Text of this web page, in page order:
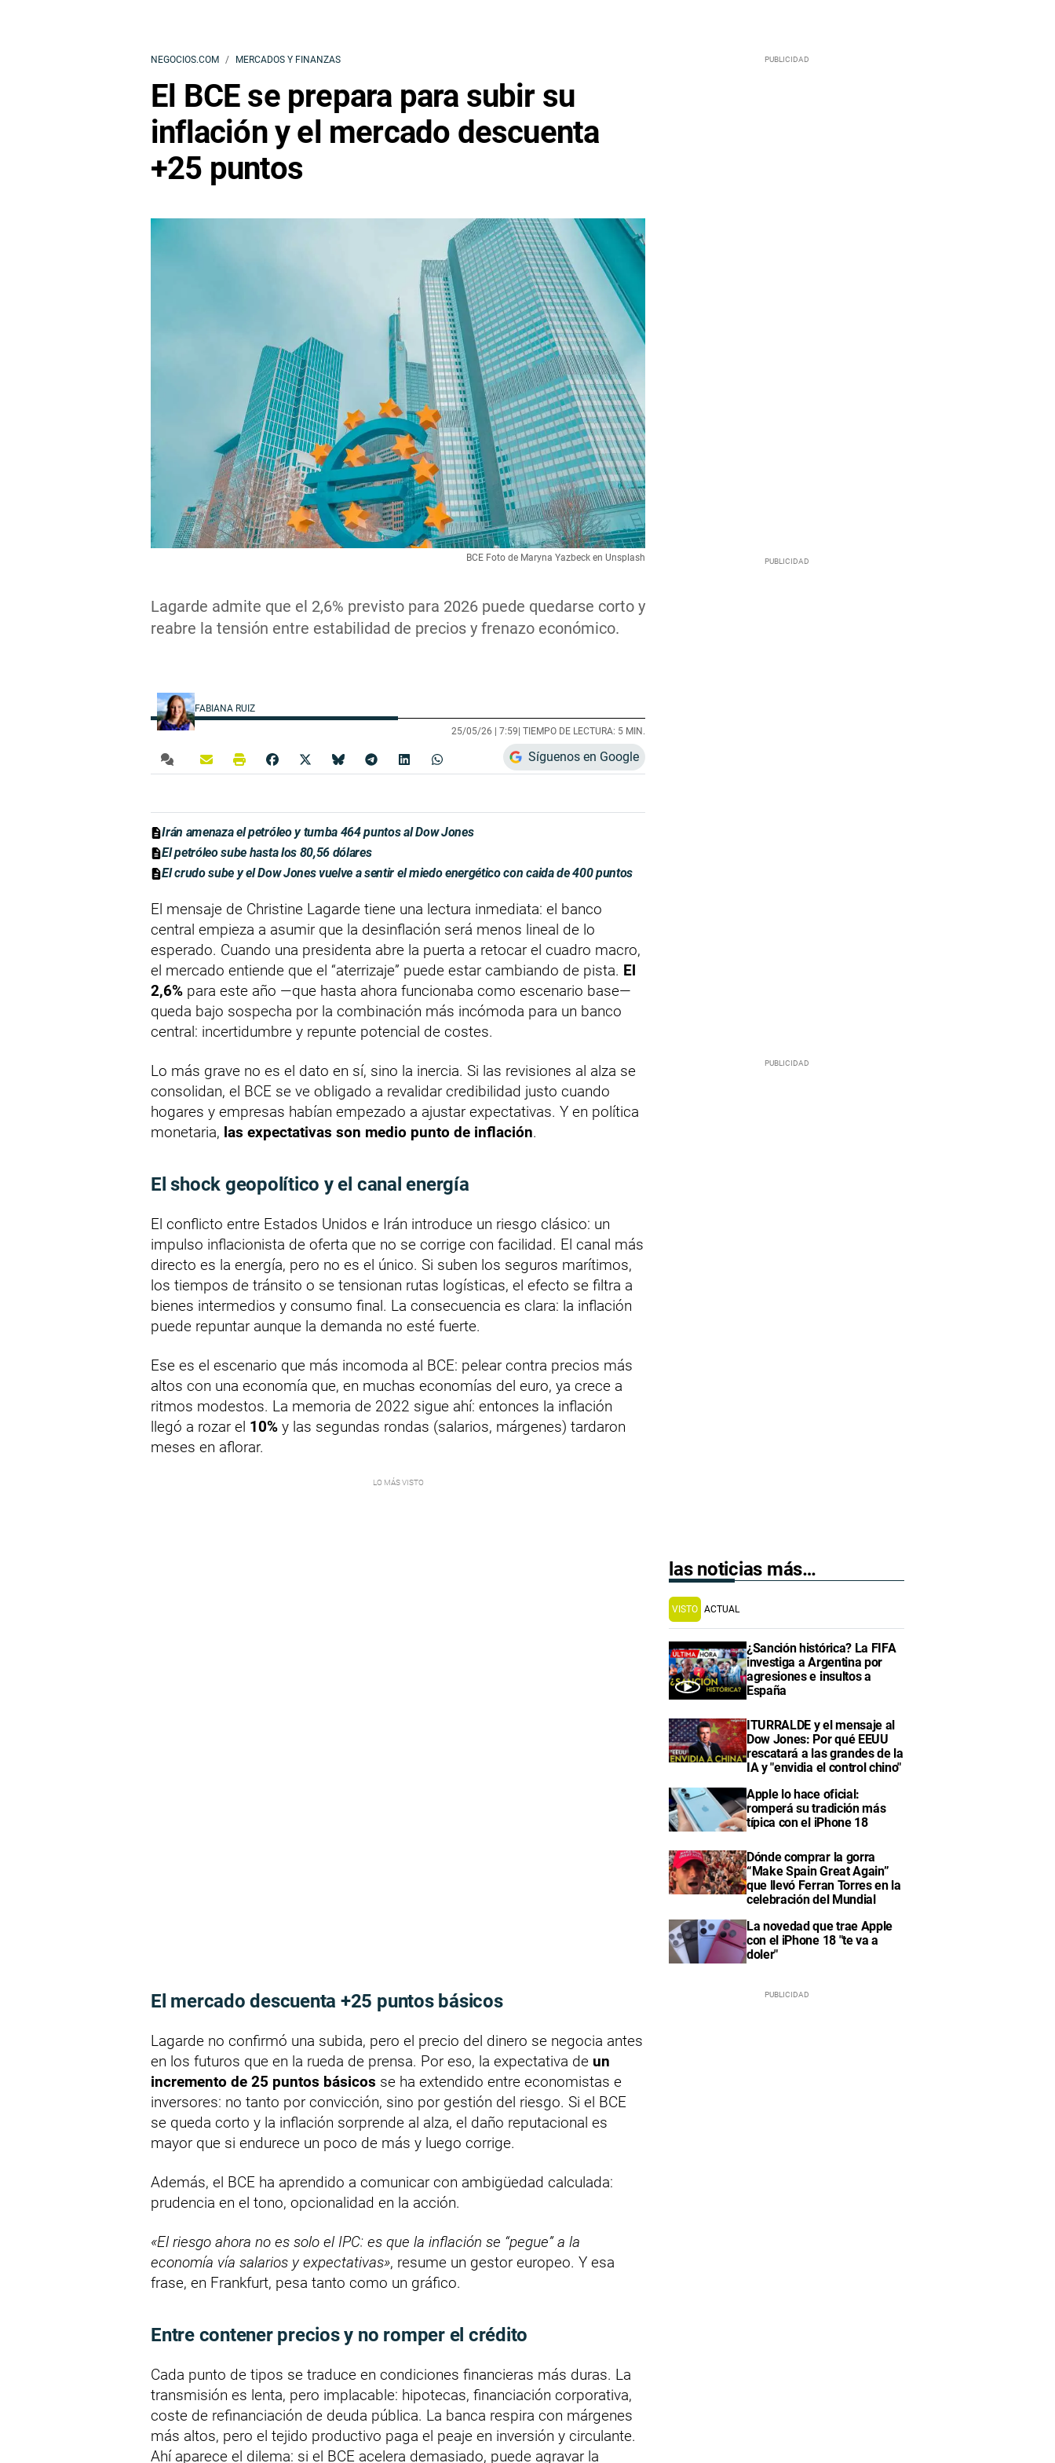
NEGOCIOS.COM MERCADOS Y FINANZAS
El BCE se prepara para subir su
inflación y el mercado descuenta
+25 puntos
Lagarde admite que el 2,6% previsto para 2026 puede quedarse corto y
reabre la tensión entre estabilidad de precios y frenazo económico.
BCE Foto de Maryna Yazbeck en Unsplash
FABIANA RUIZ
25/05/26 | 7:59 | TIEMPO DE LECTURA: 5 MIN.
Síguenos en Google
Irán amenaza el petróleo y tumba 464 puntos al Dow Jones
El petróleo sube hasta los 80,56 dólares
El crudo sube y el Dow Jones vuelve a sentir el miedo energético con caida de 400 puntos
El mensaje de Christine Lagarde tiene una lectura inmediata: el banco
central empieza a asumir que la desinflación será menos lineal de lo
esperado. Cuando una presidenta abre la puerta a retocar el cuadro macro,
el mercado entiende que el “aterrizaje” puede estar cambiando de pista. El
2,6% para este año —que hasta ahora funcionaba como escenario base—
queda bajo sospecha por la combinación más incómoda para un banco
central: incertidumbre y repunte potencial de costes.
Lo más grave no es el dato en sí, sino la inercia. Si las revisiones al alza se
consolidan, el BCE se ve obligado a revalidar credibilidad justo cuando
hogares y empresas habían empezado a ajustar expectativas. Y en política
monetaria, las expectativas son medio punto de inflación.
El shock geopolítico y el canal energía
El conflicto entre Estados Unidos e Irán introduce un riesgo clásico: un
impulso inflacionista de oferta que no se corrige con facilidad. El canal más
directo es la energía, pero no es el único. Si suben los seguros marítimos,
los tiempos de tránsito o se tensionan rutas logísticas, el efecto se filtra a
bienes intermedios y consumo final. La consecuencia es clara: la inflación
puede repuntar aunque la demanda no esté fuerte.
Ese es el escenario que más incomoda al BCE: pelear contra precios más
altos con una economía que, en muchas economías del euro, ya crece a
ritmos modestos. La memoria de 2022 sigue ahí: entonces la inflación
llegó a rozar el 10% y las segundas rondas (salarios, márgenes) tardaron
meses en aflorar.
El mercado descuenta +25 puntos básicos
Lagarde no confirmó una subida, pero el precio del dinero se negocia antes
en los futuros que en la rueda de prensa. Por eso, la expectativa de un
incremento de 25 puntos básicos se ha extendido entre economistas e
inversores: no tanto por convicción, sino por gestión del riesgo. Si el BCE
se queda corto y la inflación sorprende al alza, el daño reputacional es
mayor que si endurece un poco de más y luego corrige.
Además, el BCE ha aprendido a comunicar con ambigüedad calculada:
prudencia en el tono, opcionalidad en la acción.
«El riesgo ahora no es solo el IPC: es que la inflación se “pegue” a la
economía vía salarios y expectativas», resume un gestor europeo. Y esa
frase, en Frankfurt, pesa tanto como un gráfico.
Entre contener precios y no romper el crédito
Cada punto de tipos se traduce en condiciones financieras más duras. La
transmisión es lenta, pero implacable: hipotecas, financiación corporativa,
coste de refinanciación de deuda pública. La banca respira con márgenes
más altos, pero el tejido productivo paga el peaje en inversión y circulante.
Ahí aparece el dilema: si el BCE acelera demasiado, puede agravar la
las noticias más…
VISTO ACTUAL
¿Sanción histórica? La FIFA
investiga a Argentina por
agresiones e insultos a
España
ITURRALDE y el mensaje al
Dow Jones: Por qué EEUU
rescatará a las grandes de la
IA y "envidia el control chino"
Apple lo hace oficial:
romperá su tradición más
típica con el iPhone 18
Dónde comprar la gorra
“Make Spain Great Again”
que llevó Ferran Torres en la
celebración del Mundial
La novedad que trae Apple
con el iPhone 18 "te va a
doler"